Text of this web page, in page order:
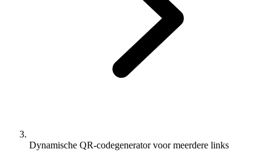
Dynamische QR-codegenerator voor meerdere links